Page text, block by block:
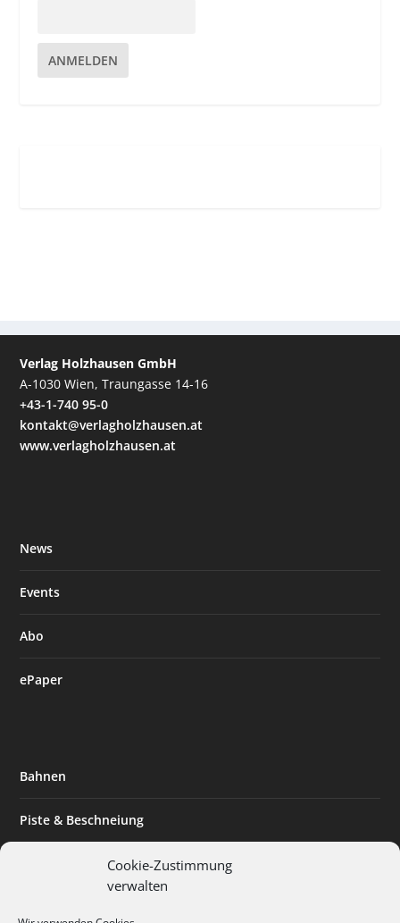
Cookie-Zustimmung
verwalten
ANMELDEN
Verlag Holzhausen GmbH
A-1030 Wien, Traungasse 14-16
+43-1-740 95-0
kontakt@verlagholzhausen.at
www.verlagholzhausen.at
News
Events
Abo
ePaper
Bahnen
Piste & Beschneiung